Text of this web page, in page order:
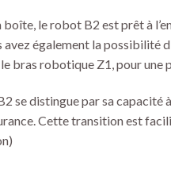
boîte, le robot B2 est prêt à
également la possibilité
bras robotique Z1, pour une
se distingue par sa capacité
Cette transition est